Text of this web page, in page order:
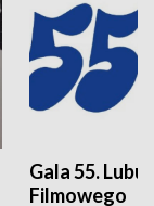
Gala 55.
Filmowego